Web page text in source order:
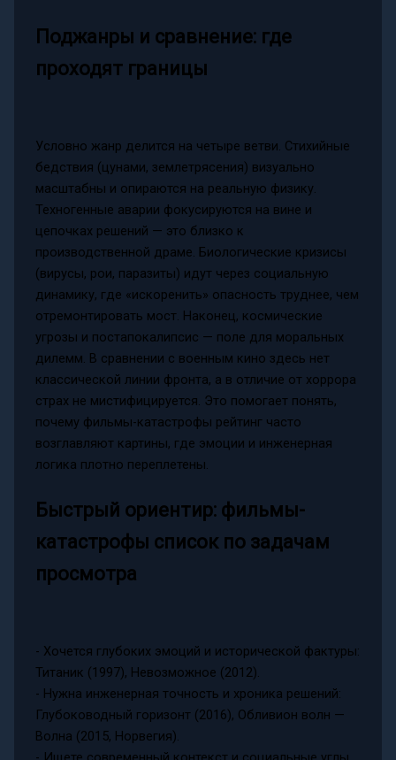
Поджанры и сравнение: где
проходят границы
Условно жанр делится на четыре ветви. Стихийные
бедствия (цунами, землетрясения) визуально
масштабны и опираются на реальную физику.
Техногенные аварии фокусируются на вине и
цепочках решений — это близко к
производственной драме. Биологические кризисы
(вирусы, рои, паразиты) идут через социальную
динамику, где «искоренить» опасность труднее, чем
отремонтировать мост. Наконец, космические
угрозы и постапокалипсис — поле для моральных
дилемм. В сравнении с военным кино здесь нет
классической линии фронта, а в отличие от хоррора
страх не мистифицируется. Это помогает понять,
почему фильмы-катастрофы рейтинг часто
возглавляют картины, где эмоции и инженерная
логика плотно переплетены.
Быстрый ориентир: фильмы-
катастрофы список по задачам
просмотра
- Хочется глубоких эмоций и исторической фактуры:
Титаник (1997), Невозможное (2012).
- Нужна инженерная точность и хроника решений:
Глубоководный горизонт (2016), Обливион волн —
Волна (2015, Норвегия).